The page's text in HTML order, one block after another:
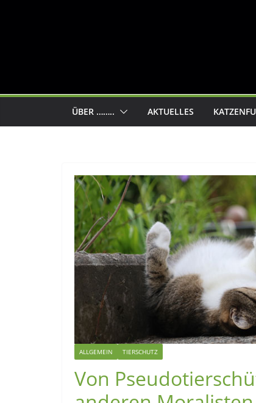
ÜBER …….. AKTUELLES
ALLGEMEIN TIERSCHUTZ
Von